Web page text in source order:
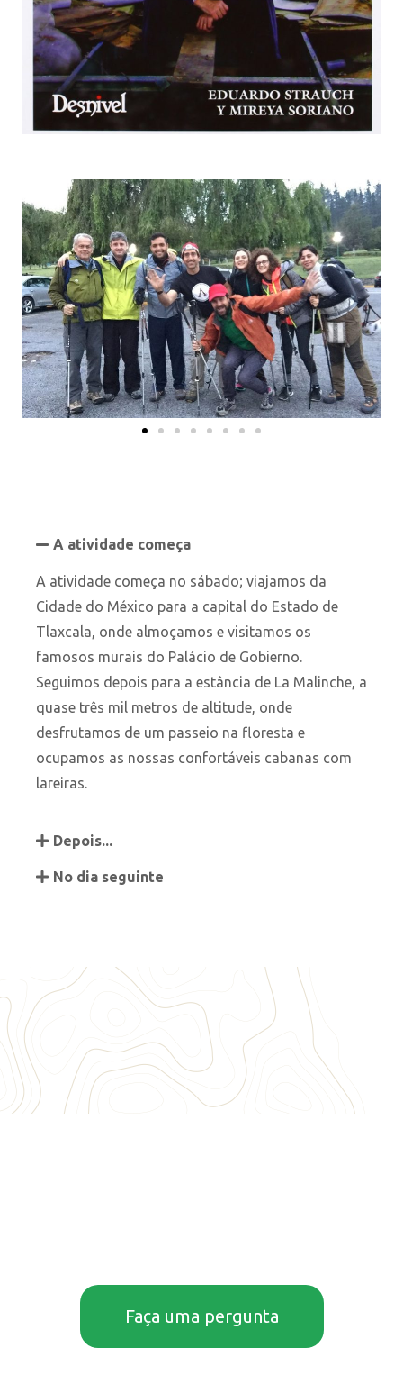
A atividade começa
A atividade começa no sábado; viajamos da
Cidade do México para a capital do Estado de
Tlaxcala, onde almoçamos e visitamos os
famosos murais do Palácio de Gobierno.
Seguimos depois para a estância de La Malinche, a
quase três mil metros de altitude, onde
desfrutamos de um passeio na floresta e
ocupamos as nossas confortáveis cabanas com
lareiras.
Depois...
No dia seguinte
Faça uma pergunta